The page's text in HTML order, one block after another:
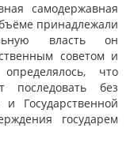
самодержавная
принадлежали
власть он
советом и
что
без
и Государственной
государем